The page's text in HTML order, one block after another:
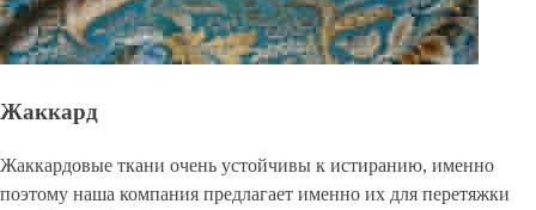
Жаккард
Жаккардовые ткани очень устойчивы к истиранию, именно
поэтому наша компания предлагает именно их для перетяжки